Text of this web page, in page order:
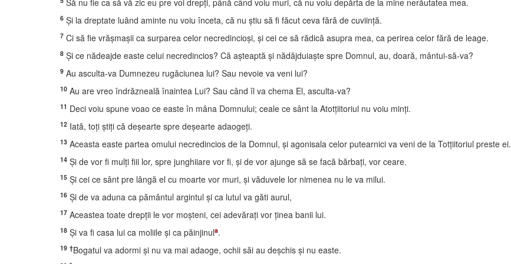
Să nu fie ca să vă zic eu pre voi drepţi, până când voiu muri, că nu voiu depărta de la mine nerăutatea mea.
6 Şi la dreptate luând aminte nu voiu înceta, că nu ştiu să fi făcut ceva fără de cuviinţă.
7 Ci să fie vrăşmaşii ca surparea celor necredincioşi, şi cei ce să rădică asupra mea, ca perirea celor fără de leage.
8 Şi ce nădeajde easte celui necredincios? Că aşteaptă şi nădăjduiaşte spre Domnul, au, doară, mântui-să-va?
9 Au asculta-va Dumnezeu rugăciunea lui? Sau nevoie va veni lui?
10 Au are vreo îndrăzneală înaintea Lui? Sau când îl va chema El, asculta-va?
11 Deci voiu spune voao ce easte în mâna Domnului; ceale ce sânt la Atotţiitoriul nu voiu minţi.
12 Iată, toţi ştiţi că deşearte spre deşearte adaogeţi.
13 Aceasta easte partea omului necredincios de la Domnul, şi agonisala celor putearnici va veni de la Totţiitoriul preste ei.
14 Şi de vor fi mulţi fiii lor, spre junghiiare vor fi, şi de vor ajunge să se facă bărbaţi, vor ceare.
15 Şi cei ce sânt pre lângă el cu moarte vor muri, şi văduvele lor nimenea nu le va milui.
16 Şi de va aduna ca pământul argintul şi ca lutul va găti aurul,
17 Aceastea toate drepţii le vor moşteni, cei adevăraţi vor ţinea banii lui.
18 Şi va fi casa lui ca moliile şi ca păinjinula.
19 †Bogatul va adormi şi nu va mai adaoge, ochii săi au deşchis şi nu easte.